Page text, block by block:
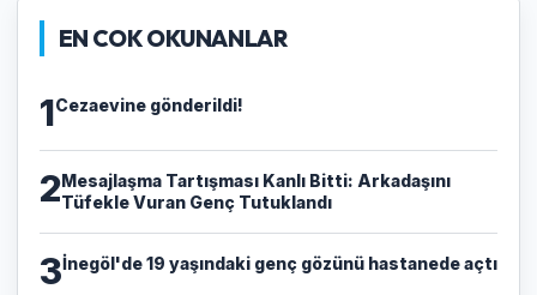
EN COK OKUNANLAR
1Cezaevine gönderildi!
2​Mesajlaşma Tartışması Kanlı Bitti: Arkadaşını
Tüfekle Vuran Genç Tutuklandı
3İnegöl'de 19 yaşındaki genç gözünü hastanede açtı